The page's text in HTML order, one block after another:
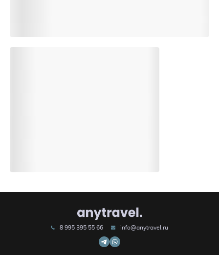
8 995 395 55 66 info@anytravel.ru